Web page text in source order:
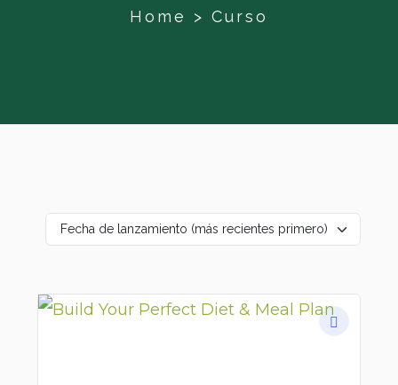
Home > Curso